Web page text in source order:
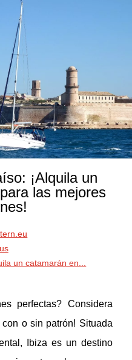
¡Alquila un
las mejores
un catamarán en...
perfectas? Considera
con o sin patrón! Situada
Ibiza es un destino